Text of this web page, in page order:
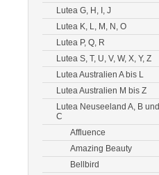
Lutea G, H, I, J
Lutea K, L, M, N, O
Lutea P, Q, R
Lutea S, T, U, V, W, X, Y, Z
Lutea Australien A bis L
Lutea Australien M bis Z
Lutea Neuseeland A, B und
C
Affluence
Amazing Beauty
Bellbird